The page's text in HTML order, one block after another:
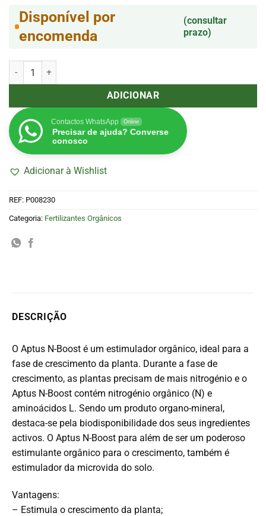
Disponível por
encomenda
(consultar
prazo)
Quantidade de APTUS N-Boost 500 ml
ADICIONAR
Contactos WhatsApp Online
Precisar de ajuda? Converse
conosco
Adicionar à Wishlist
REF: P008230
Categoria: Fertilizantes Orgânicos
DESCRIÇÃO
O Aptus N-Boost é um estimulador orgânico, ideal para a
fase de crescimento da planta. Durante a fase de
crescimento, as plantas precisam de mais nitrogénio e o
Aptus N-Boost contém nitrogénio orgânico (N) e
aminoácidos L. Sendo um produto organo-mineral,
destaca-se pela biodisponibilidade dos seus ingredientes
activos. O Aptus N-Boost para além de ser um poderoso
estimulante orgânico para o crescimento, também é
estimulador da microvida do solo.
Vantagens:
– Estimula o crescimento da planta;